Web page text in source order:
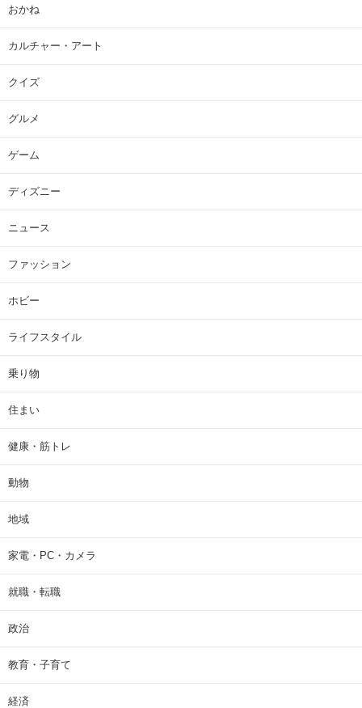
おかね
カルチャー・アート
クイズ
グルメ
ゲーム
ディズニー
ニュース
ファッション
ホビー
ライフスタイル
乗り物
住まい
健康・筋トレ
動物
地域
家電・PC・カメラ
就職・転職
政治
教育・子育て
経済